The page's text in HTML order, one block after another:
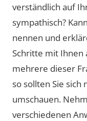
verständlich auf
sympathisch?
nennen und
Schritte mit Ihnen
mehrere dieser
so sollten Sie sich
umschauen.
verschiedenen